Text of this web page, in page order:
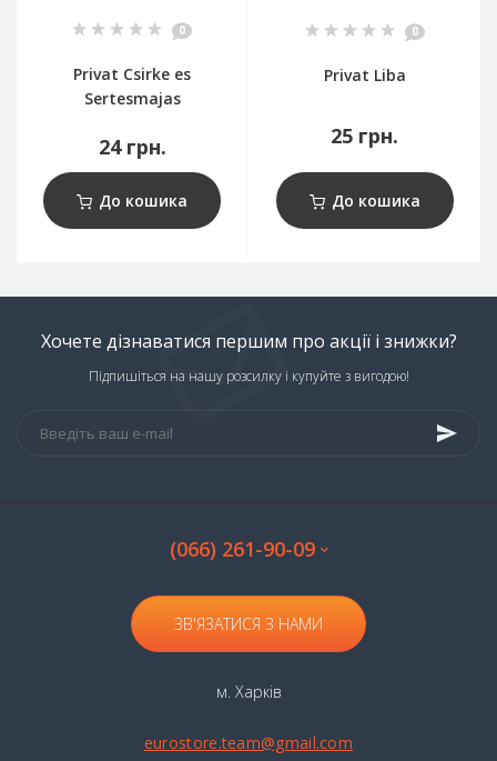
0
Privat Csirke es
Sertesmajas
24 грн.
До кошика
0
Privat Liba
25 грн.
До кошика
Хочете дізнаватися першим про акції і знижки?
Підпишіться на нашу розсилку і купуйте з вигодою!
(066) 261-90-09
ЗВ'ЯЗАТИСЯ З НАМИ
м. Харків
eurostore.team@gmail.com